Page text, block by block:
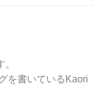
を書いているKaori